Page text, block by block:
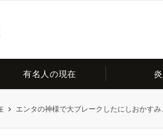
有名人の現在
エンタの神様で大ブレークしたにしおかす